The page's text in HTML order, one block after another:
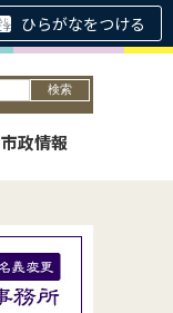
ひらがなをつける
市政情報